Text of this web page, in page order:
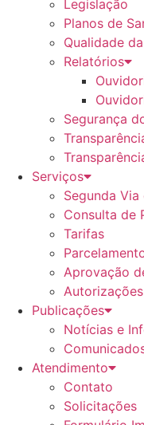
Legislação
Planos de
Qualidade
Relatórios
Segurança
Serviços
Segunda
Consulta de
Tarifas
Aprovação
Autorizações
Publicações
Notícias e
Atendimento
Contato
Solicitações